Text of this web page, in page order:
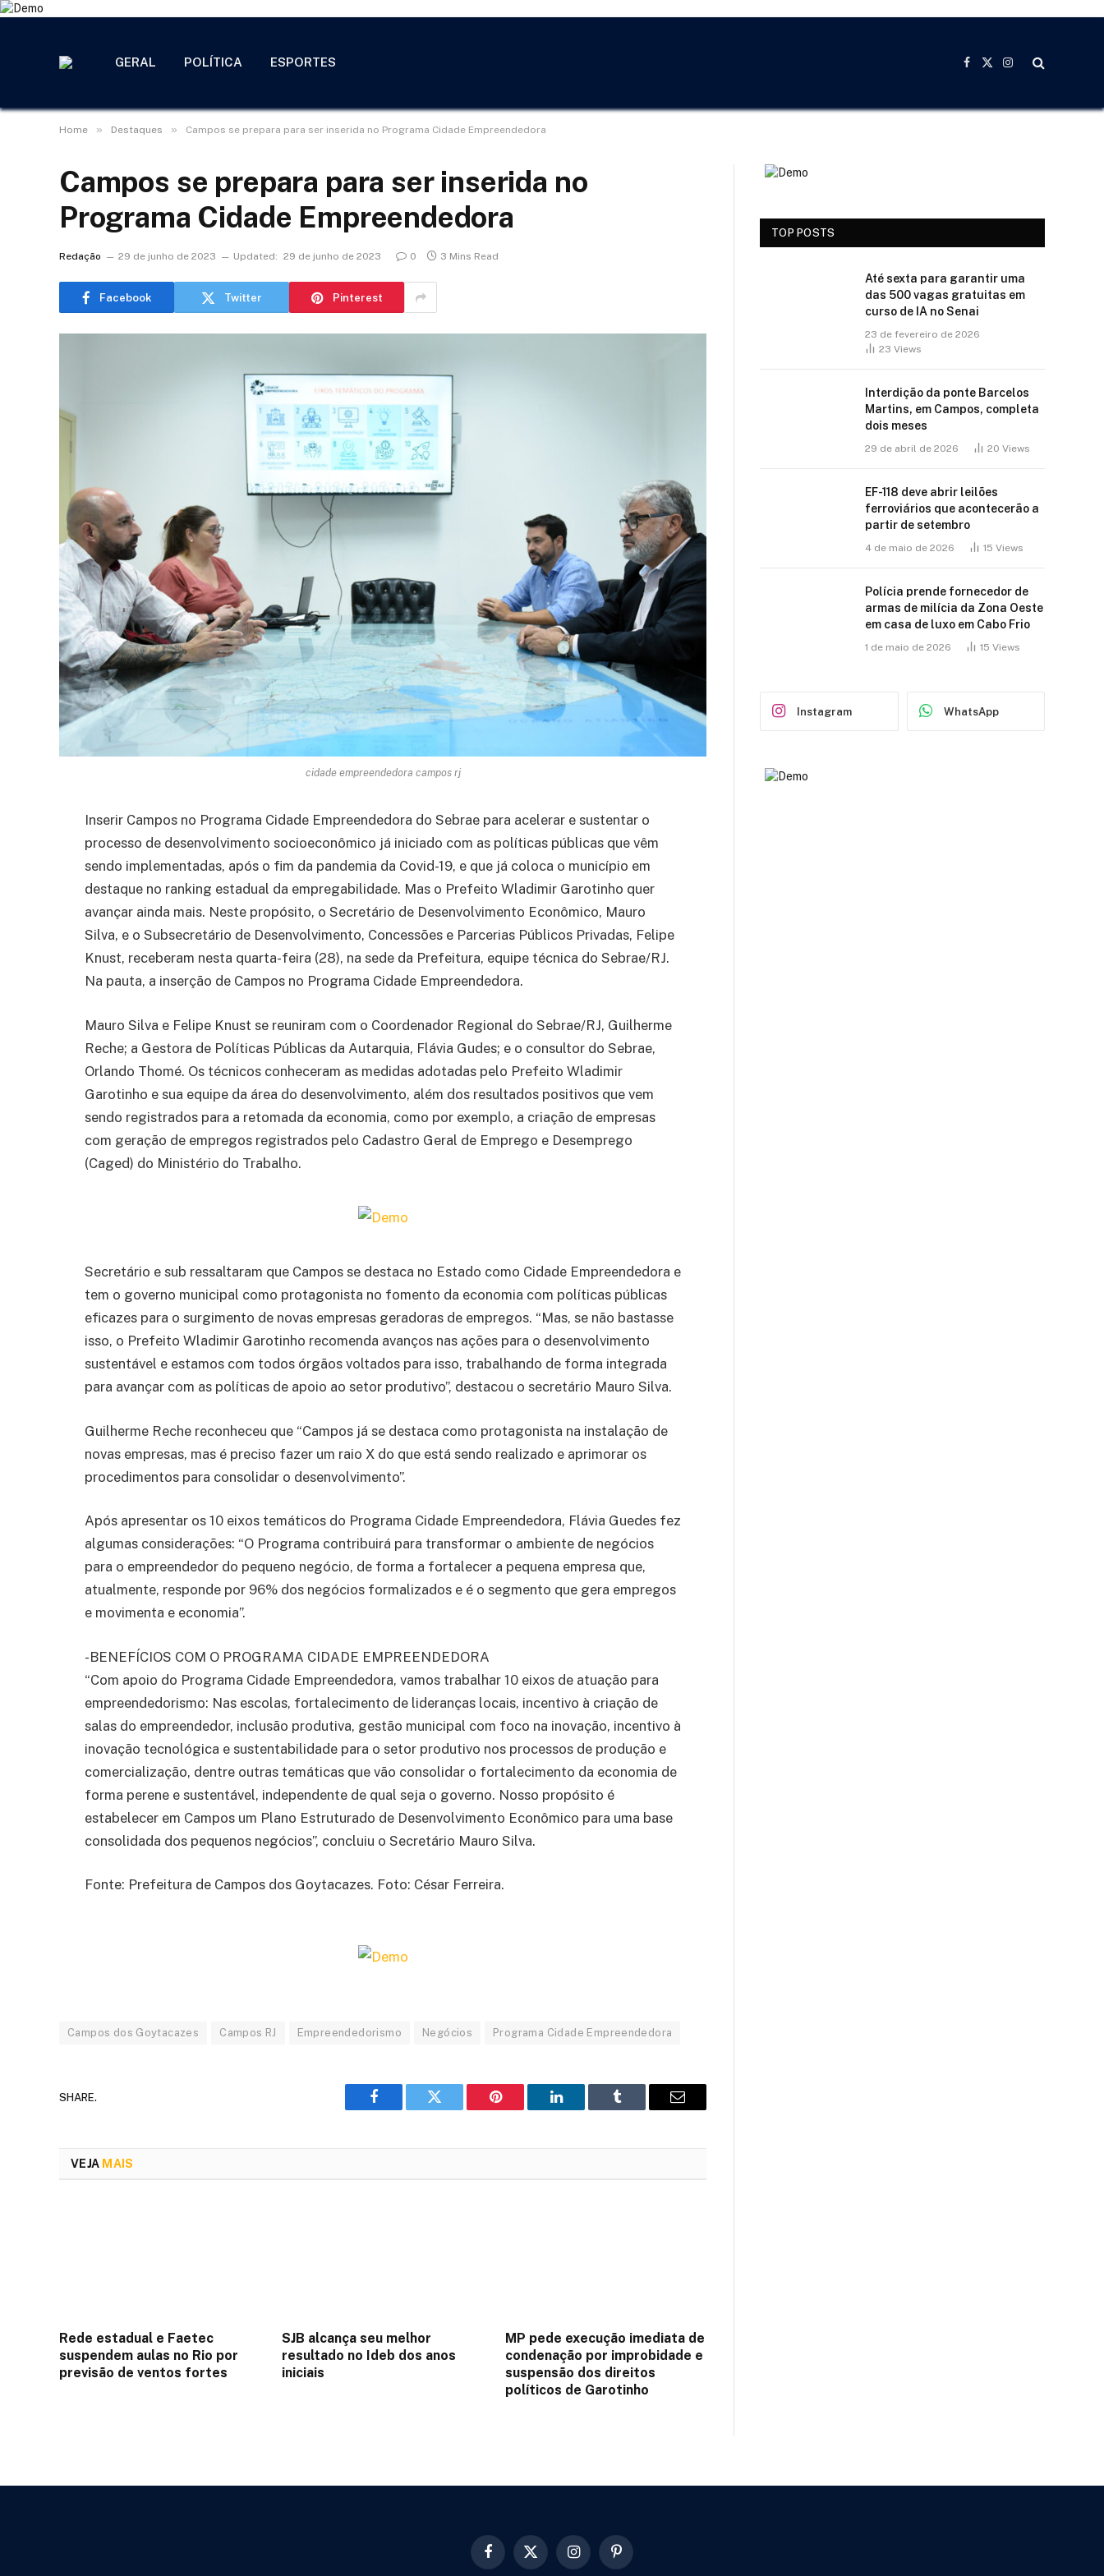
GERAL POLÍTICA ESPORTES
Facebook
X
Instagram
Home » Destaques » Campos se prepara para ser inserida no Programa Cidade Empreendedora
Campos se prepara para ser inserida no
Programa Cidade Empreendedora
Redação 29 de junho de 2023 Updated: 29 de junho de 2023 0 3 Mins Read
Facebook Twitter Pinterest
cidade empreendedora campos rj
Inserir Campos no Programa Cidade Empreendedora do Sebrae para acelerar e sustentar o
processo de desenvolvimento socioeconômico já iniciado com as políticas públicas que vêm
sendo implementadas, após o fim da pandemia da Covid-19, e que já coloca o município em
destaque no ranking estadual da empregabilidade. Mas o Prefeito Wladimir Garotinho quer
avançar ainda mais. Neste propósito, o Secretário de Desenvolvimento Econômico, Mauro
Silva, e o Subsecretário de Desenvolvimento, Concessões e Parcerias Públicos Privadas, Felipe
Knust, receberam nesta quarta-feira (28), na sede da Prefeitura, equipe técnica do Sebrae/RJ.
Na pauta, a inserção de Campos no Programa Cidade Empreendedora.
Mauro Silva e Felipe Knust se reuniram com o Coordenador Regional do Sebrae/RJ, Guilherme
Reche; a Gestora de Políticas Públicas da Autarquia, Flávia Gudes; e o consultor do Sebrae,
Orlando Thomé. Os técnicos conheceram as medidas adotadas pelo Prefeito Wladimir
Garotinho e sua equipe da área do desenvolvimento, além dos resultados positivos que vem
sendo registrados para a retomada da economia, como por exemplo, a criação de empresas
com geração de empregos registrados pelo Cadastro Geral de Emprego e Desemprego
(Caged) do Ministério do Trabalho.
Secretário e sub ressaltaram que Campos se destaca no Estado como Cidade Empreendedora e
tem o governo municipal como protagonista no fomento da economia com políticas públicas
eficazes para o surgimento de novas empresas geradoras de empregos. “Mas, se não bastasse
isso, o Prefeito Wladimir Garotinho recomenda avanços nas ações para o desenvolvimento
sustentável e estamos com todos órgãos voltados para isso, trabalhando de forma integrada
para avançar com as políticas de apoio ao setor produtivo”, destacou o secretário Mauro Silva.
Guilherme Reche reconheceu que “Campos já se destaca como protagonista na instalação de
novas empresas, mas é preciso fazer um raio X do que está sendo realizado e aprimorar os
procedimentos para consolidar o desenvolvimento”.
Após apresentar os 10 eixos temáticos do Programa Cidade Empreendedora, Flávia Guedes fez
algumas considerações: “O Programa contribuirá para transformar o ambiente de negócios
para o empreendedor do pequeno negócio, de forma a fortalecer a pequena empresa que,
atualmente, responde por 96% dos negócios formalizados e é o segmento que gera empregos
e movimenta e economia”.
-BENEFÍCIOS COM O PROGRAMA CIDADE EMPREENDEDORA
“Com apoio do Programa Cidade Empreendedora, vamos trabalhar 10 eixos de atuação para
empreendedorismo: Nas escolas, fortalecimento de lideranças locais, incentivo à criação de
salas do empreendedor, inclusão produtiva, gestão municipal com foco na inovação, incentivo à
inovação tecnológica e sustentabilidade para o setor produtivo nos processos de produção e
comercialização, dentre outras temáticas que vão consolidar o fortalecimento da economia de
forma perene e sustentável, independente de qual seja o governo. Nosso propósito é
estabelecer em Campos um Plano Estruturado de Desenvolvimento Econômico para uma base
consolidada dos pequenos negócios”, concluiu o Secretário Mauro Silva.
Fonte: Prefeitura de Campos dos Goytacazes. Foto: César Ferreira.
Campos dos Goytacazes Campos RJ Empreendedorismo Negócios Programa Cidade Empreendedora
SHARE.
Facebook Twitter Pinterest LinkedIn Tumblr Email
VEJA MAIS
Rede estadual e Faetec
suspendem aulas no Rio por
previsão de ventos fortes
SJB alcança seu melhor
resultado no Ideb dos anos
iniciais
MP pede execução imediata de
condenação por improbidade e
suspensão dos direitos
políticos de Garotinho
TOP POSTS
Até sexta para garantir uma
das 500 vagas gratuitas em
curso de IA no Senai
23 de fevereiro de 2026
23 Views
Interdição da ponte Barcelos
Martins, em Campos, completa
dois meses
29 de abril de 2026 20 Views
EF-118 deve abrir leilões
ferroviários que acontecerão a
partir de setembro
4 de maio de 2026 15 Views
Polícia prende fornecedor de
armas de milícia da Zona Oeste
em casa de luxo em Cabo Frio
1 de maio de 2026 15 Views
Instagram WhatsApp
Facebook
X
InstagramPinterest